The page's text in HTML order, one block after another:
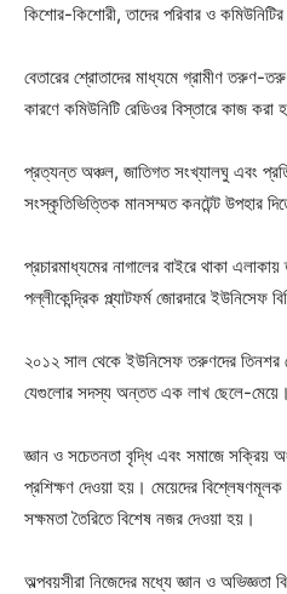
কিশোর-কিশোরী, তাদের পরিবার ও
বেতারের শ্রোতাদের মাধ্যমে গ্রামীণ তরুণ-
কারণে কমিউনিটি রেডিওর বিস্তারে কাজ করা
প্রত্যন্ত অঞ্চল, জাতিগত সংখ্যালঘু এবং
সংস্কৃতিভিত্তিক মানসম্মত কনটেন্ট উপহার
প্রচারমাধ্যমের নাগালের বাইরে থাকা
পল্লীকেন্দ্রিক প্ল্যাটফর্ম জোরদারে ইউনিসেফ
২০১২ সাল থেকে ইউনিসেফ তরুণদের তিনশর
যেগুলোর সদস্য অন্তত এক লাখ ছেলে-মেয়ে।
জ্ঞান ও সচেতনতা বৃদ্ধি এবং সমাজে সক্রিয়
প্রশিক্ষণ দেওয়া হয়। মেয়েদের
সক্ষমতা তৈরিতে বিশেষ নজর দেওয়া হয়।
অল্পবয়সীরা নিজেদের মধ্যে জ্ঞান ও অভিজ্ঞতা